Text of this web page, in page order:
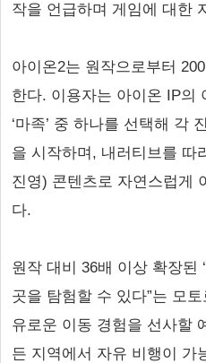
작을 언급하며 게임에 대한
아이온2는 원작으로부터
한다. 이용자는 아이온 IP의
‘마족’ 중 하나를 선택해 각
을 시작하며, 내러티브를 따
진영) 콘텐츠로 자연스럽게
다.
원작 대비 36배 이상 확장된
곳을 탐험할 수 있다”는 모
유로운 이동 경험을 선사할
든 지역에서 자유 비행이 가